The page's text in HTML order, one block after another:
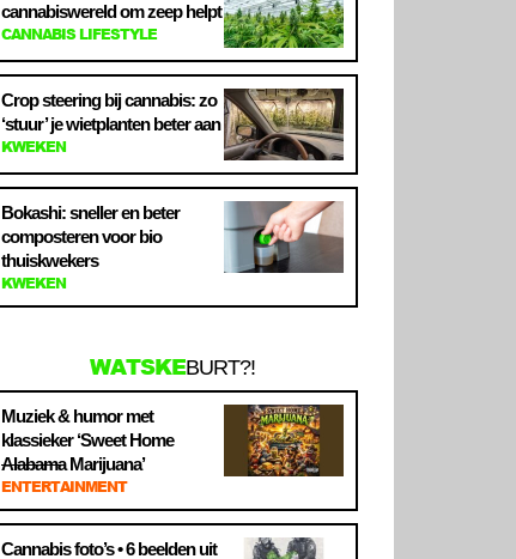
cannabiswereld om zeep helpt
CANNABIS LIFESTYLE
Crop steering bij cannabis: zo
‘stuur’ je wietplanten beter aan
KWEKEN
Bokashi: sneller en beter
composteren voor bio
thuiskwekers
KWEKEN
WATSKEBURT?!
Muziek & humor met
klassieker ‘Sweet Home
AlabamaMarijuana’
ENTERTAINMENT
Cannabis foto’s • 6 beelden uit